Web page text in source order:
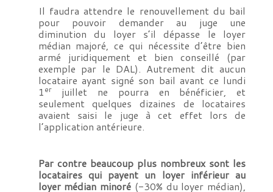
Il faudra attendre le renouvellement du bail
pour pouvoir demander au juge une
diminution du loyer s’il dépasse le loyer
médian majoré, ce qui nécessite d’être bien
armé juridiquement et bien conseillé (par
exemple par le DAL). Autrement dit aucun
locataire ayant signé son bail avant ce lundi
1erjuillet ne pourra en bénéficier, et
seulement quelques dizaines de locataires
avaient saisi le juge à cet effet lors de
l’application antérieure.
Par contre beaucoup plus nombreux sont les
locataires qui payent un loyer inférieur au
loyer médian minoré (-30% du loyer médian),